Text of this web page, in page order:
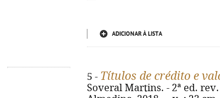
ADICIONAR À LISTA
5 - Títulos de crédito e
Soveral Martins. - 2ª ed.